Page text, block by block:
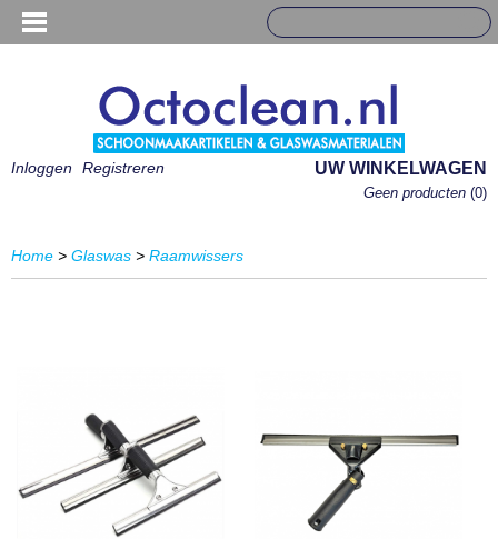
Inloggen Registreren UW WINKELWAGEN
Geen producten (0)
Home > Glaswas > Raamwissers